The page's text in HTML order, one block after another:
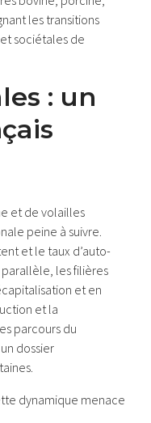
les transitions
sociétales de
: un
et de volailles
peine à suivre.
et le taux d’auto-
les filières
et en
et la
parcours du
dossier
dynamique menace